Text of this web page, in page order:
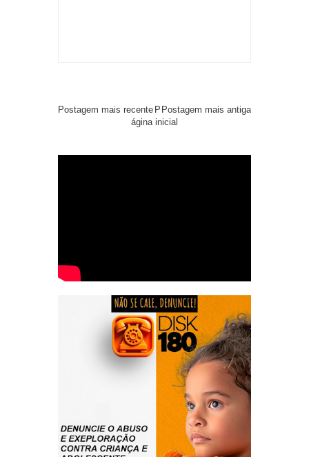
Postagem mais recente Postagem mais antiga
P
ágina inicial